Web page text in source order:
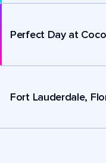
Perfect Day at
Fort Lauderdale,